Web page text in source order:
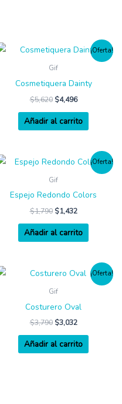
¡Oferta!
Gif
Cosmetiquera Dainty
$5,620 $4,496
Añadir al carrito
¡Oferta!
Gif
Espejo Redondo Colors
$1,790 $1,432
Añadir al carrito
¡Oferta!
Gif
Costurero Oval
$3,790 $3,032
Añadir al carrito